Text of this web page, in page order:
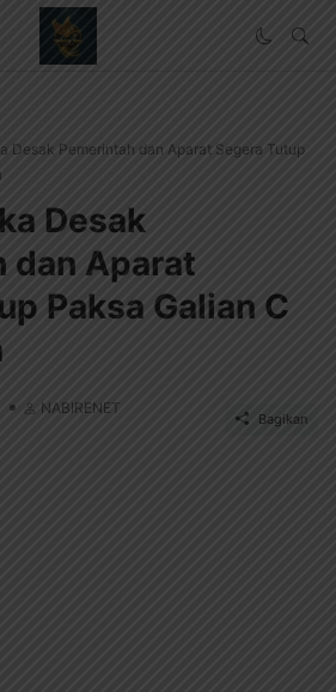
Desak Pemerintah dan Aparat Segera Tutup
Desak
dan Aparat
Paksa Galian C
NABIRENET
Bagikan